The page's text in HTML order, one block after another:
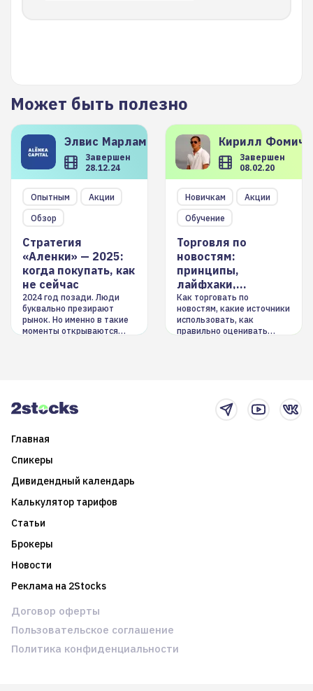
Может быть полезно
Элвис Марламов
Завершен
28.12.24
Опытным
Акции
Обзор
Стратегия
«Аленки» — 2025:
когда покупать, как
не сейчас
2024 год позади. Люди
буквально презирают
рынок. Но именно в такие
моменты открываются
Кирилл
Завершен
08.02.20
Новичкам
Акции
Обучение
Торговля по
новостям:
принципы,
лайфхаки,
инструменты
Как торговать по
новостям, какие источники
использовать, как
правильно оценивать
Главная
Спикеры
Дивидендный календарь
Калькулятор тарифов
Статьи
Брокеры
Новости
Реклама на 2Stocks
Договор оферты
Пользовательское соглашение
Политика конфиденциальности